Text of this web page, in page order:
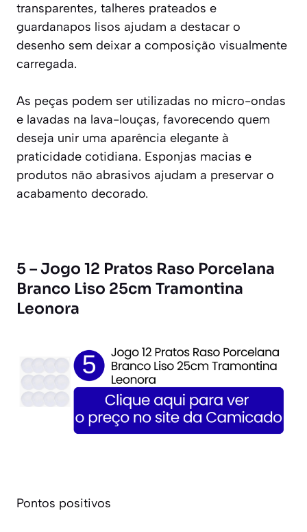
transparentes, talheres prateados e
guardanapos lisos ajudam a destacar o
desenho sem deixar a composição visualmente
carregada.
As peças podem ser utilizadas no micro-ondas
e lavadas na lava-louças, favorecendo quem
deseja unir uma aparência elegante à
praticidade cotidiana. Esponjas macias e
produtos não abrasivos ajudam a preservar o
acabamento decorado.
5 – Jogo 12 Pratos Raso Porcelana
Branco Liso 25cm Tramontina
Leonora
Pontos positivos